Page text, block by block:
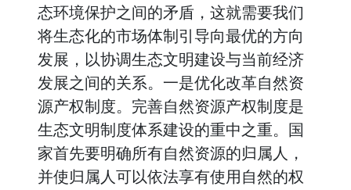
态环境保护之间的矛盾，这就需要我们
将生态化的市场体制引导向最优的方向
发展，以协调生态文明建设与当前经济
发展之间的关系。一是优化改革自然资
源产权制度。完善自然资源产权制度是
生态文明制度体系建设的重中之重。国
家首先要明确所有自然资源的归属人，
并使归属人可以依法享有使用自然的权